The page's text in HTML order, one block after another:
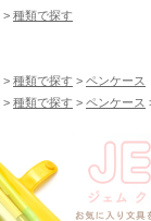
> 種類で探す
> 種類で探す > ペンケース
> 種類で探す > ペンケース